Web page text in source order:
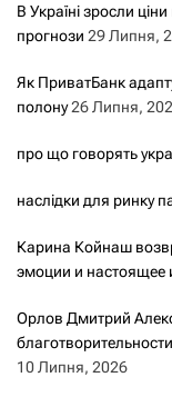
В Україні зросли
прогнози 29 Липня,
Як ПриватБанк
полону26 Липня,
про що говорять
наслідки для ринку
Карина Койнаш
эмоции и настоящее
Орлов Дмитрий
10 Липня, 2026